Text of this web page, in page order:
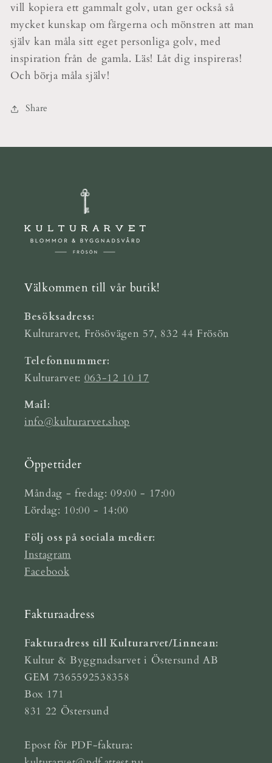
vill kopiera ett gammalt golv, utan ger också så
mycket kunskap om färgerna och mönstren att man
själv kan måla sitt eget personliga golv, med
inspiration från de gamla. Läs! Låt dig inspireras!
Och börja måla själv!
Share
Välkommen till vår butik!
Besöksadress:
Kulturarvet, Frösövägen 57, 832 44 Frösön
Telefonnummer:
Kulturarvet: 063-12 10 17
Mail:
info@kulturarvet.shop
Öppettider
Måndag - fredag: 09:00 - 17:00
Lördag: 10:00 - 14:00
Följ oss på sociala medier:
Instagram
Facebook
Fakturaadress
Fakturadress till Kulturarvet/Linnean:
Kultur & Byggnadsarvet i Östersund AB
GEM 7365592538358
Box 171
831 22 Östersund
Epost för PDF-faktura: